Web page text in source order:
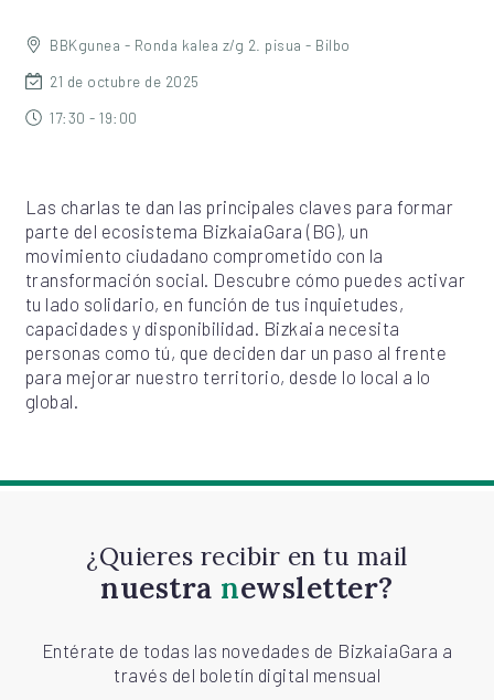
BBKgunea - Ronda kalea z/g 2. pisua - Bilbo
21 de octubre de 2025
17:30 - 19:00
Las charlas te dan las principales claves para formar
parte del ecosistema BizkaiaGara (BG), un
movimiento ciudadano comprometido con la
transformación social. Descubre cómo puedes activar
tu lado solidario, en función de tus inquietudes,
capacidades y disponibilidad. Bizkaia necesita
personas como tú, que deciden dar un paso al frente
para mejorar nuestro territorio, desde lo local a lo
global.
¿Quieres recibir en tu mail
nuestra newsletter?
Entérate de todas las novedades de BizkaiaGara a
través del boletín digital mensual